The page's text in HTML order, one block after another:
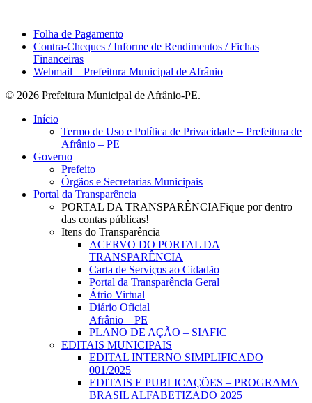
Folha de Pagamento
Contra-Cheques / Informe de Rendimentos / Fichas
Financeiras
Webmail – Prefeitura Municipal de Afrânio
© 2026 Prefeitura Municipal de Afrânio-PE.
Close
Início
Termo de Uso e Política de Privacidade – Prefeitura de
Afrânio – PE
Governo
Prefeito
Órgãos e Secretarias Municipais
Portal da Transparência
PORTAL DA TRANSPARÊNCIAFique por dentro
das contas públicas!
Itens do Transparência
ACERVO DO PORTAL DA
TRANSPARÊNCIA
Carta de Serviços ao Cidadão
Portal da Transparência Geral
Átrio Virtual
Diário Oficial
Afrânio – PE
PLANO DE AÇÃO – SIAFIC
EDITAIS MUNICIPAIS
EDITAL INTERNO SIMPLIFICADO
001/2025
EDITAIS E PUBLICAÇÕES – PROGRAMA
BRASIL ALFABETIZADO 2025